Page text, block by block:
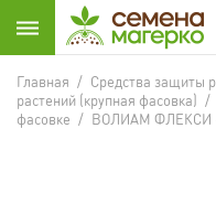
Главная / Средства защиты
растений (крупная фасовка) /
фасовке / ВОЛИАМ ФЛЕКСИ